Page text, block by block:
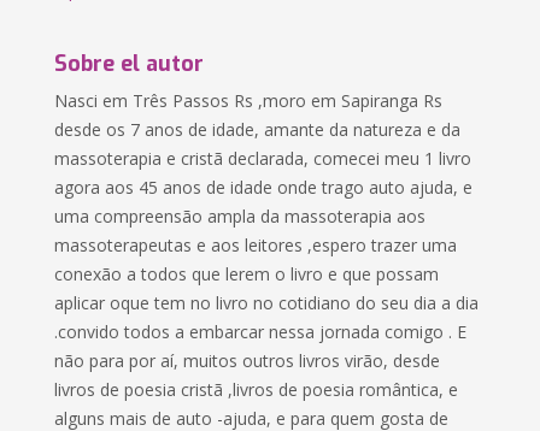
Sobre el autor
Nasci em Três Passos Rs ,moro em Sapiranga Rs
desde os 7 anos de idade, amante da natureza e da
massoterapia e cristã declarada, comecei meu 1 livro
agora aos 45 anos de idade onde trago auto ajuda, e
uma compreensão ampla da massoterapia aos
massoterapeutas e aos leitores ,espero trazer uma
conexão a todos que lerem o livro e que possam
aplicar oque tem no livro no cotidiano do seu dia a dia
.convido todos a embarcar nessa jornada comigo . E
não para por aí, muitos outros livros virão, desde
livros de poesia cristã ,livros de poesia romântica, e
alguns mais de auto -ajuda, e para quem gosta de